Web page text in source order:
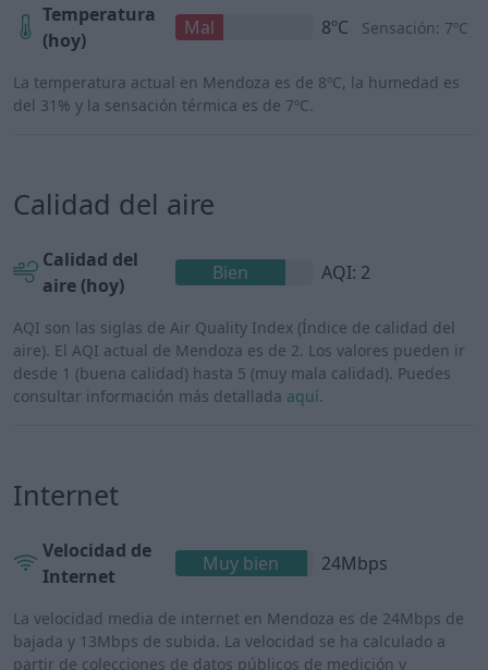
Temperatura
(hoy)
Mal 8ºC Sensación: 7ºC
La temperatura actual en Mendoza es de 8ºC, la humedad es
del 31% y la sensación térmica es de 7ºC.
Calidad del aire
Calidad del
aire (hoy)
Bien AQI: 2
AQI son las siglas de Air Quality Index (Índice de calidad del
aire). El AQI actual de Mendoza es de 2. Los valores pueden ir
desde 1 (buena calidad) hasta 5 (muy mala calidad). Puedes
consultar información más detallada aquí.
Internet
Velocidad de
Internet
Muy bien 24Mbps
La velocidad media de internet en Mendoza es de 24Mbps de
bajada y 13Mbps de subida. La velocidad se ha calculado a
partir de colecciones de datos públicos de medición y